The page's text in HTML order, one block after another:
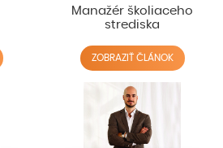
Manažér školiaceho
strediska
ZOBRAZIŤ ČLÁNOK